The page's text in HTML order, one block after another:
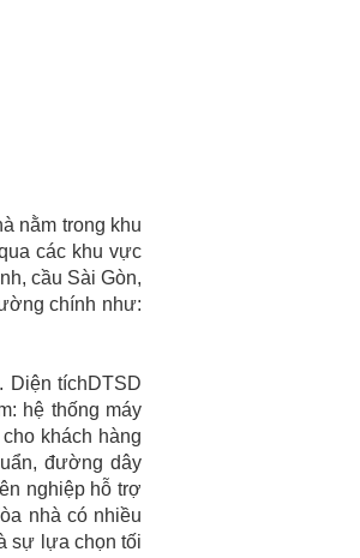
nằm trong khu
các khu vực
cầu Sài Gòn,
chính như:
Diện tíchDTSD
hệ thống máy
khách hàng
đường dây
nghiệp hỗ trợ
nhà có nhiều
sự lựa chọn tối